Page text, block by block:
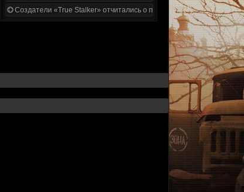
Создатели «True Stalker» отчитались о проделанной работе